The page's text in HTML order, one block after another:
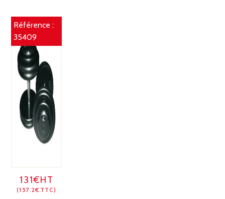
Référence :
35409
131€HT
(157.2€TTC)